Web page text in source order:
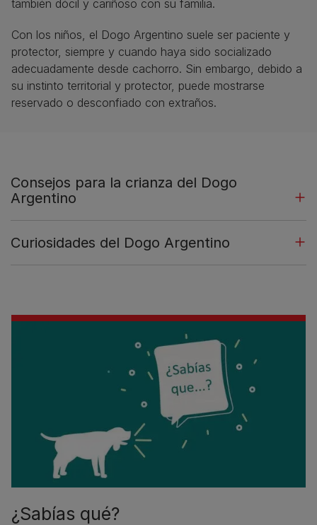
también dócil y cariñoso con su familia.
Con los niños, el Dogo Argentino suele ser paciente y
protector, siempre y cuando haya sido socializado
adecuadamente desde cachorro. Sin embargo, debido a
su instinto territorial y protector, puede mostrarse
reservado o desconfiado con extraños.
Consejos para la crianza del Dogo
Argentino
Curiosidades del Dogo Argentino
¿Sabías qué?